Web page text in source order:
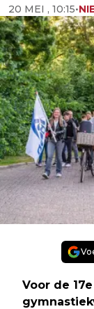
20 MEI , 10:15•
Voor de